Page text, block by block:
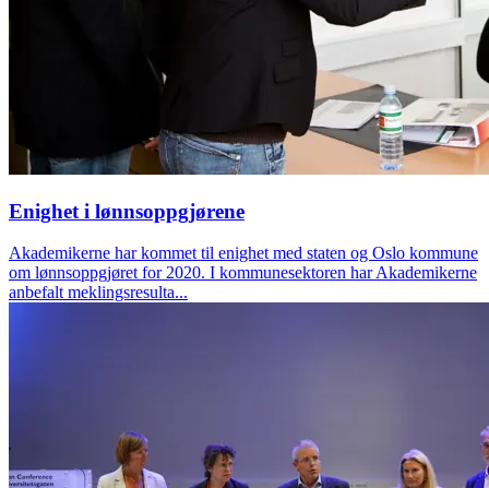
Enighet i lønnsoppgjørene
Akademikerne har kommet til enighet med staten og Oslo kommune
om lønnsoppgjøret for 2020. I kommunesektoren har Akademikerne
anbefalt meklingsresulta...